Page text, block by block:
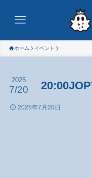
ホーム イベント
2025
7/20
2025年7月20日